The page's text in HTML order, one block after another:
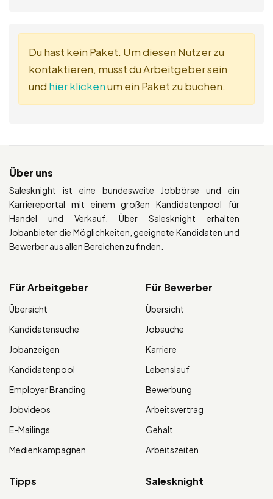
Du hast kein Paket. Um diesen Nutzer zu
kontaktieren, musst du Arbeitgeber sein
und hier klickenum ein Paket zu buchen.
Über uns
Salesknight ist eine bundesweite Jobbörse und ein
Karriereportal mit einem großen Kandidatenpool für
Handel und Verkauf. Über Salesknight erhalten
Jobanbieter die Möglichkeiten, geeignete Kandidaten und
Bewerber aus allen Bereichen zu finden.
Für Arbeitgeber
Übersicht
Kandidatensuche
Jobanzeigen
Kandidatenpool
Employer Branding
Jobvideos
E-Mailings
Medienkampagnen
Für Bewerber
Übersicht
Jobsuche
Karriere
Lebenslauf
Bewerbung
Arbeitsvertrag
Gehalt
Arbeitszeiten
Tipps Salesknight